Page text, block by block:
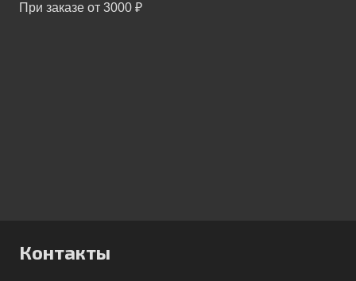
При заказе от 3000 ₽
Контакты